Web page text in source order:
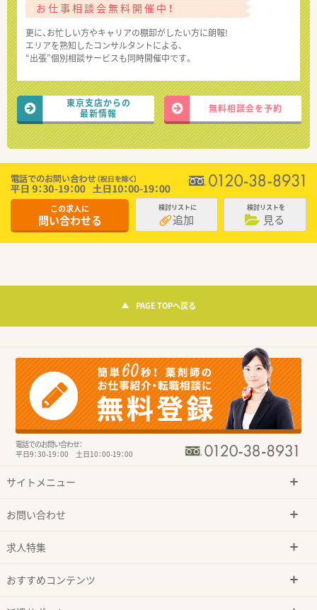
お仕事相談会無料開催中！
更に、お忙しい方やキャリアの棚卸がしたい方に朗報!
エリアを熟知したコンサルタントによる、
“出張”個別相談サービスも同時開催中です。
東京支店からの
最新情報
無料相談会を予約
この求人に
問い合わせる
検討リストに
追加
検討リストを
見る
PAGE TOPへ戻る
電話でのお問い合わせ：
平日9：30-19：00 土日10：00-19：00
サイトメニュー
お問い合わせ
求人特集
おすすめコンテンツ